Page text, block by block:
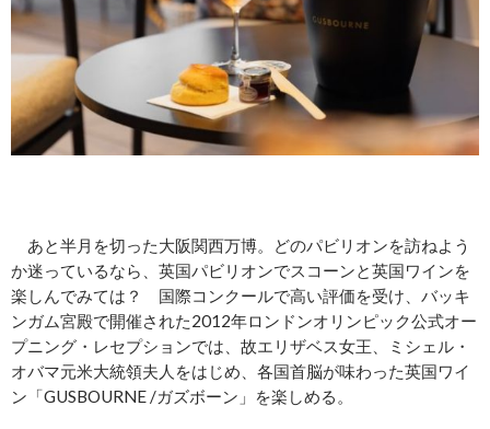
あと半月を切った大阪関西万博。どのパビリオンを訪ねよう
か迷っているなら、英国パビリオンでスコーンと英国ワインを
楽しんでみては？ 国際コンクールで高い評価を受け、バッキ
ンガム宮殿で開催された2012年ロンドンオリンピック公式オー
プニング・レセプションでは、故エリザベス女王、ミシェル・
オバマ元米大統領夫人をはじめ、各国首脳が味わった英国ワイ
ン「GUSBOURNE /ガズボーン」を楽しめる。